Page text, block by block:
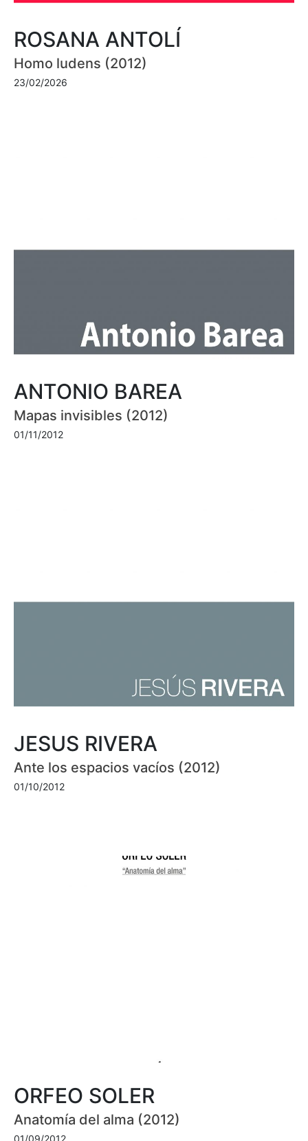
ROSANA ANTOLÍ
Homo ludens (2012)
23/02/2026
ANTONIO BAREA
Mapas invisibles (2012)
01/11/2012
JESUS RIVERA
Ante los espacios vacíos (2012)
01/10/2012
ORFEO SOLER
Anatomía del alma (2012)
01/09/2012